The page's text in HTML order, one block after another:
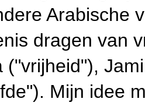
Arabische
dragen van
("vrijheid"),
Mijn idee